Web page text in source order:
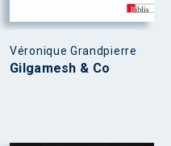
Véronique Grandpierre
Gilgamesh & Co